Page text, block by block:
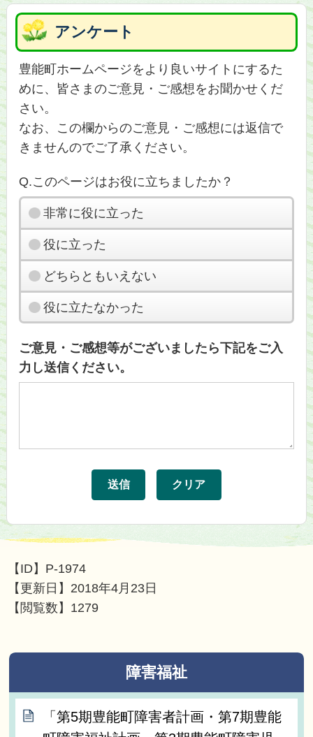
アンケート
豊能町ホームページをより良いサイトにするた
めに、皆さまのご意見・ご感想をお聞かせくだ
さい。
なお、この欄からのご意見・ご感想には返信で
きませんのでご了承ください。
Q.このページはお役に立ちましたか？
非常に役に立った
役に立った
どちらともいえない
役に立たなかった
ご意見・ご感想等がございましたら下記をご入
力し送信ください。
【ID】 P-1974
【更新日】 2018年4月23日
【閲覧数】 1279
障害福祉
「第5期豊能町障害者計画・第7期豊能